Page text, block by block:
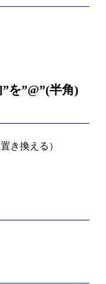
を”@”(半角)
き換える）